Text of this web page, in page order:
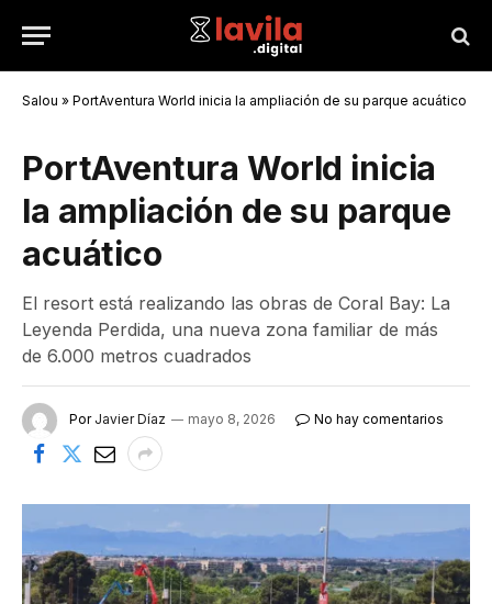
Salou » PortAventura World inicia la ampliación de su parque acuático
PortAventura World inicia
la ampliación de su parque
acuático
El resort está realizando las obras de Coral Bay: La
Leyenda Perdida, una nueva zona familiar de más
de 6.000 metros cuadrados
Por Javier Díaz mayo 8, 2026 No hay comentarios